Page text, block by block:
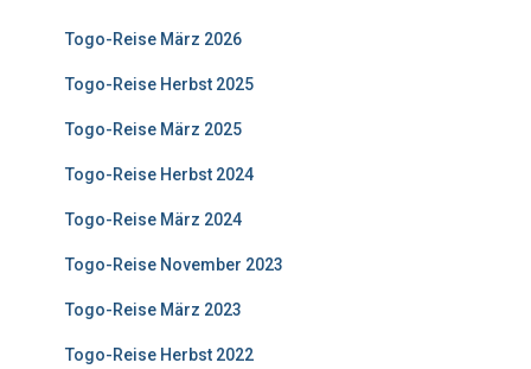
Togo-Reise März 2026
Togo-Reise Herbst 2025
Togo-Reise März 2025
Togo-Reise Herbst 2024
Togo-Reise März 2024
Togo-Reise November 2023
Togo-Reise März 2023
Togo-Reise Herbst 2022